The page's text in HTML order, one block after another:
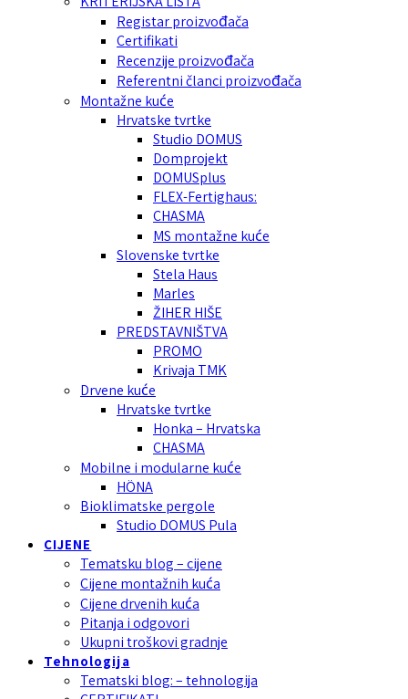
Registar proizvođača
Certifikati
Recenzije proizvođača
Referentni članci proizvođača
Montažne kuće
Hrvatske tvrtke
Studio DOMUS
Domprojekt
DOMUSplus
FLEX-Fertighaus:
CHASMA
MS montažne kuće
Slovenske tvrtke
Stela Haus
Marles
ŽIHER HIŠE
PREDSTAVNIŠTVA
PROMO
Krivaja TMK
Drvene kuće
Hrvatske tvrtke
Honka – Hrvatska
CHASMA
Mobilne i modularne kuće
HÖNA
Bioklimatske pergole
Studio DOMUS Pula
CIJENE
Tematsku blog – cijene
Cijene montažnih kuća
Cijene drvenih kuća
Pitanja i odgovori
Ukupni troškovi gradnje
Tehnologija
Tematski blog: – tehnologija